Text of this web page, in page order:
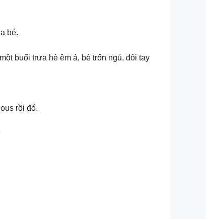
bé.
buổi trưa hè êm ả, bé trốn ngủ, đôi tay
rồi đó.